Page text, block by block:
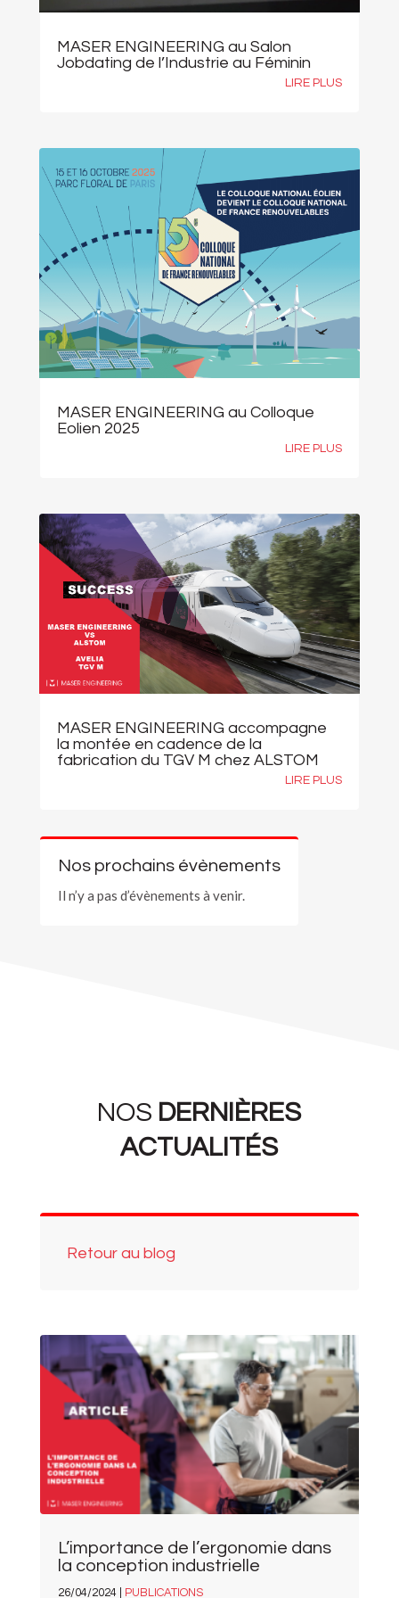
MASER ENGINEERING au Salon
Jobdating de l’Industrie au Féminin
LIRE PLUS
MASER ENGINEERING au Colloque
Eolien 2025
LIRE PLUS
MASER ENGINEERING accompagne
la montée en cadence de la
fabrication du TGV M chez ALSTOM
LIRE PLUS
Nos prochains évènements
Il n’y a pas d’évènements à venir.
NOS DERNIÈRES
ACTUALITÉS
Retour au blog
L’importance de l’ergonomie dans
la conception industrielle
26/04/2024 | PUBLICATIONS